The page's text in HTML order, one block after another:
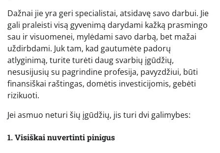
Dažnai jie yra geri specialistai, atsidavę savo darbui. Jie
gali praleisti visą gyvenimą darydami kažką prasmingo
sau ir visuomenei, mylėdami savo darbą, bet mažai
uždirbdami. Juk tam, kad gautumėte padorų
atlyginimą, turite turėti daug svarbių įgūdžių,
nesusijusių su pagrindine profesija, pavyzdžiui, būti
finansiškai raštingas, domėtis investicijomis, gebėti
rizikuoti.
Jei asmuo neturi šių įgūdžių, jis turi dvi galimybes:
1. Visiškai nuvertinti pinigus